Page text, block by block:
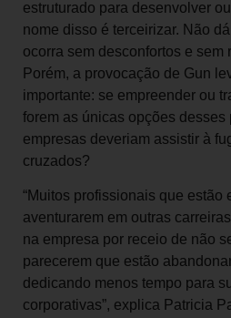
estruturado para desenvolver
nome disso é terceirizar. Não
ocorra sem desconfortos e sem
Porém, a provocação de Gun
importante: se empreender ou
forem as únicas opções desses
empresas deveriam assistir à
cruzados?
“Muitos profissionais que estão
aventurarem em outras
na empresa por receio de não
parecerem que estão
dedicando menos tempo para
corporativas”, explica Patricia